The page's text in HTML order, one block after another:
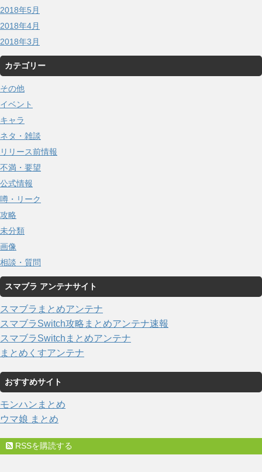
2018年5月
2018年4月
2018年3月
カテゴリー
その他
イベント
キャラ
ネタ・雑談
リリース前情報
不満・要望
公式情報
噂・リーク
攻略
未分類
画像
相談・質問
スマブラ アンテナサイト
スマブラまとめアンテナ
スマブラSwitch攻略まとめアンテナ速報
スマブラSwitchまとめアンテナ
まとめくすアンテナ
おすすめサイト
モンハンまとめ
ウマ娘 まとめ
RSSを購読する